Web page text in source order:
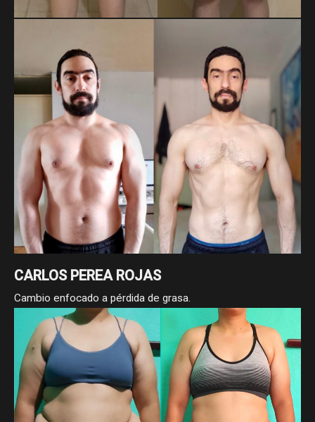
Cambio enfocado a pérdida de grasa.
CARLOS PEREA ROJAS
Cambio enfocado a pérdida de grasa.